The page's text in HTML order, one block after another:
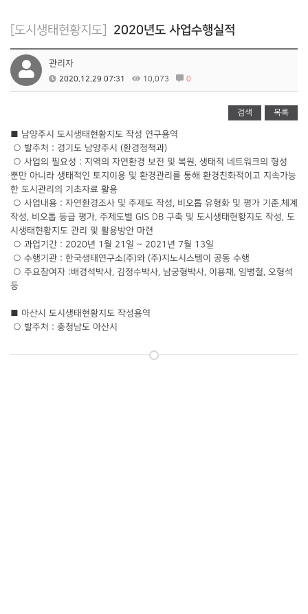
[도시생태현황지도] 2020년도 사업수행실적
관리자
2020.12.29 07:31 10,073 0
검색 목록
■ 남양주시 도시생태현황지도 작성 연구용역
○ 발주처 : 경기도 남양주시 (환경정책과)
○ 사업의 필요성 : 지역의 자연환경 보전 및 복원, 생태적 네트워크의 형성
뿐만 아니라 생태적인 토지이용 및 환경관리를 통해 환경친화적이고 지속가능
한 도시관리의 기초자료 활용
○ 사업내용 : 자연환경조사 및 주제도 작성, 비오톱 유형화 및 평가 기준.체계
작성, 비오톱 등급 평가, 주제도별 GIS DB 구축 및 도시생태현황지도 작성, 도
시생태현황지도 관리 및 활용방안 마련
○ 과업기간 : 2020년 1월 21일 ~ 2021년 7월 13일
○ 수행기관 : 한국생태연구소(주)와 (주)지노시스템이 공동 수행
○ 주요참여자 :배경석박사, 김정수박사, 남궁형박사, 이용채, 임병철, 오형석
등
■ 아산시 도시생태현황지도 작성용역
○ 발주처 : 충청남도 아산시